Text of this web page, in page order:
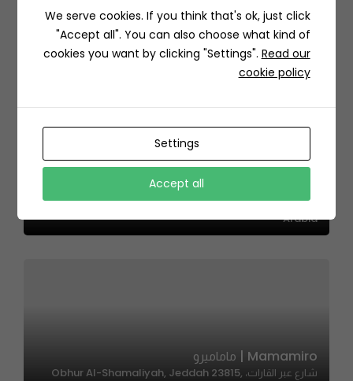
Cubh Cafe – كوبه كافيه
الشيخ إسحاق بن عبدالرحمن بن حسن،, As Suwaidi Al Gharabi,
Riyadh 12986, Saudi Arabia
7448 Al Andalus, الحمراء، Jeddah 23212 3268, Saudi
Arabia
Mamamiro | ماماميرو
شارع عبر القارات، Obhur Al-Shamaliyah, Jeddah 23815,
We serve cookies. If you think that's ok, just click
"Accept all". You can also choose what kind of
cookies you want by clicking "Settings". Read our
cookie policy
Settings
Accept all